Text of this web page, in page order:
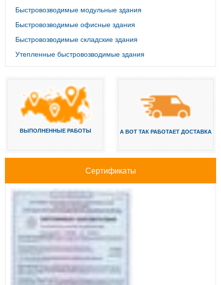
Быстровозводимые модульные здания
Быстровозводимые офисные здания
Быстровозводимые складские здания
Утепленные быстровозводимые здания
ВЫПОЛНЕННЫЕ РАБОТЫ А ВОТ ТАК РАБОТАЕТ ДОСТАВКА
Сертификаты